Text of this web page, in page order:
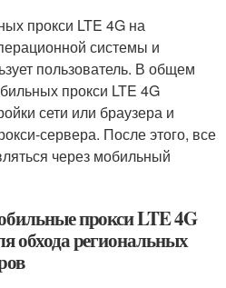
прокси LTE 4G на
системы и
пользователь. В общем
прокси LTE 4G
сети или браузера и
сервера. После этого, все
через мобильный
прокси LTE 4G
обхода региональных